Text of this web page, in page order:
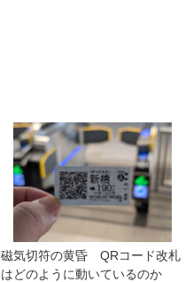
磁気切符の黄昏　QRコード改札
はどのように動いているのか